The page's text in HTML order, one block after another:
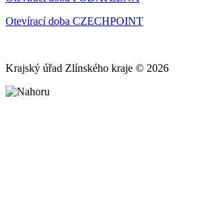
Otevírací doba CZECHPOINT
Krajský úřad Zlínského kraje © 2026